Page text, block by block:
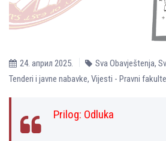
24. април 2025. Sva Obavještenja,
Tenderi i javne nabavke, Vijesti - Pravni
Prilog: Odluka